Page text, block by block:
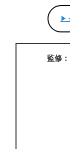
▶︎
監修